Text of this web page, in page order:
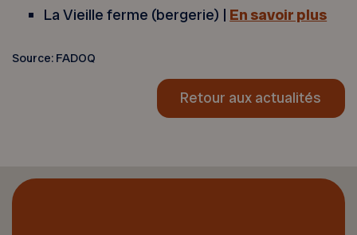
La Vieille ferme (bergerie) | En savoir plus
Source: FADOQ
Retour aux actualités